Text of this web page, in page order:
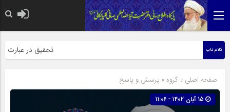
کلام ناب تحقیق در عبارت
صفحه اصلی » گروه » پرسش و پاسخ